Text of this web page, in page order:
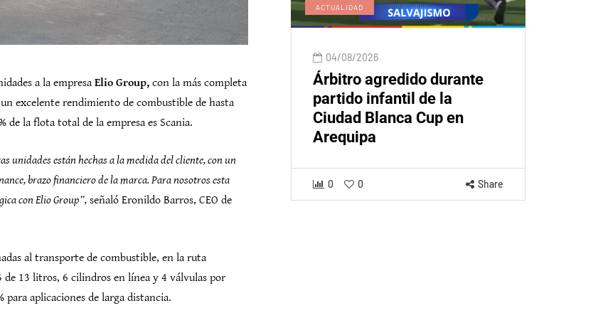
a la empresa Elio Group, con la más completa
excelente rendimiento de combustible de hasta
de la flota total de la empresa es Scania.
unidades están hechas a la medida del cliente, con un
brazo financiero de la marca. Para nosotros esta
con Elio Group”, señaló Eronildo Barros, CEO de
al transporte de combustible, en la ruta
13 litros, 6 cilindros en línea y 4 válvulas por
aplicaciones de larga distancia.
ACTUALIDAD
04/08/2026
Árbitro agredido durante
partido infantil de la
Ciudad Blanca Cup en
Arequipa
0 0 Share